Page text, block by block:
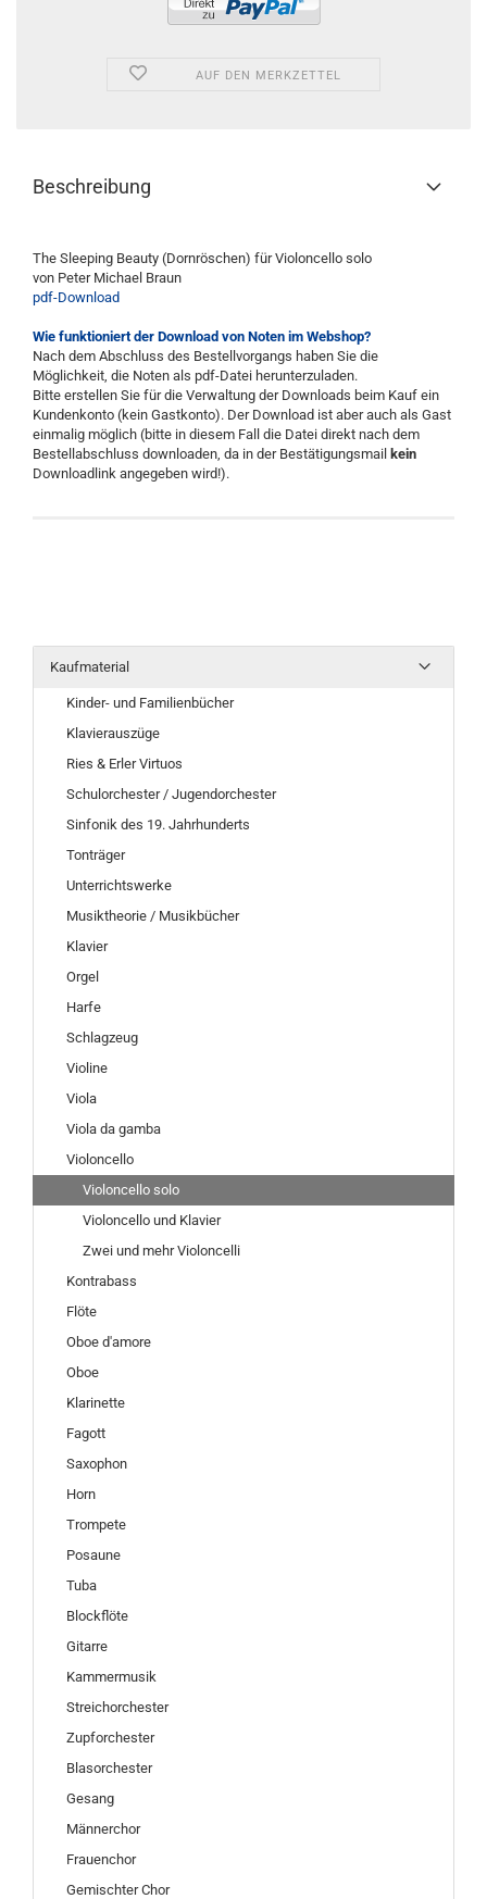
AUF DEN MERKZETTEL
Beschreibung
The Sleeping Beauty (Dornröschen) für Violoncello solo
von Peter Michael Braun
pdf-Download
Wie funktioniert der Download von Noten im Webshop?
Nach dem Abschluss des Bestellvorgangs haben Sie die
Möglichkeit, die Noten als pdf-Datei herunterzuladen.
Bitte erstellen Sie für die Verwaltung der Downloads beim Kauf ein
Kundenkonto (kein Gastkonto). Der Download ist aber auch als Gast
einmalig möglich (bitte in diesem Fall die Datei direkt nach dem
Bestellabschluss downloaden, da in der Bestätigungsmail kein
Downloadlink angegeben wird!).
Kaufmaterial
Kinder- und Familienbücher
Klavierauszüge
Ries & Erler Virtuos
Schulorchester / Jugendorchester
Sinfonik des 19. Jahrhunderts
Tonträger
Unterrichtswerke
Musiktheorie / Musikbücher
Klavier
Orgel
Harfe
Schlagzeug
Violine
Viola
Viola da gamba
Violoncello
Violoncello solo
Violoncello und Klavier
Zwei und mehr Violoncelli
Kontrabass
Flöte
Oboe d'amore
Oboe
Klarinette
Fagott
Saxophon
Horn
Trompete
Posaune
Tuba
Blockflöte
Gitarre
Kammermusik
Streichorchester
Zupforchester
Blasorchester
Gesang
Männerchor
Frauenchor
Gemischter Chor